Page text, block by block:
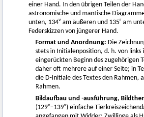
einer Hand. In den übrigen Teilen der
astronomische und mantische
unten, 134v am äußeren und 135r am
Federskizzen von jüngerer Hand.
Format und Anordnung: Die
stets in Initialenposition, d. h. von links
eingerückten Beginn des zugehörigen
daher oft mehrere auf einer Seite; in
die D-Initiale des Textes den Rahmen,
Rahmen.
Bildaufbau und -ausführung,
(129v–139v) einfache